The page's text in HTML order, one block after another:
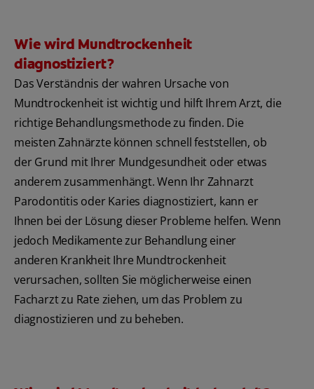
Wie wird Mundtrockenheit
diagnostiziert?
Das Verständnis der wahren Ursache von
Mundtrockenheit ist wichtig und hilft Ihrem Arzt, die
richtige Behandlungsmethode zu finden. Die
meisten Zahnärzte können schnell feststellen, ob
der Grund mit Ihrer Mundgesundheit oder etwas
anderem zusammenhängt. Wenn Ihr Zahnarzt
Parodontitis oder Karies diagnostiziert, kann er
Ihnen bei der Lösung dieser Probleme helfen. Wenn
jedoch Medikamente zur Behandlung einer
anderen Krankheit Ihre Mundtrockenheit
verursachen, sollten Sie möglicherweise einen
Facharzt zu Rate ziehen, um das Problem zu
diagnostizieren und zu beheben.